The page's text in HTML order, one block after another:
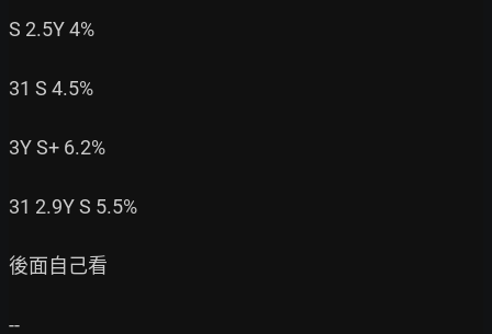
S 2.5Y 4%
31 S 4.5%
3Y S+ 6.2%
31 2.9Y S 5.5%
後面自己看